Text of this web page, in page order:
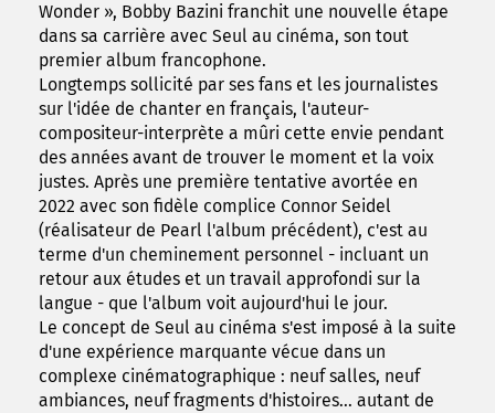
Wonder », Bobby Bazini franchit une nouvelle étape
dans sa carrière avec Seul au cinéma, son tout
premier album francophone.
Longtemps sollicité par ses fans et les journalistes
sur l'idée de chanter en français, l'auteur-
compositeur-interprète a mûri cette envie pendant
des années avant de trouver le moment et la voix
justes. Après une première tentative avortée en
2022 avec son fidèle complice Connor Seidel
(réalisateur de Pearl l'album précédent), c'est au
terme d'un cheminement personnel - incluant un
retour aux études et un travail approfondi sur la
langue - que l'album voit aujourd'hui le jour.
Le concept de Seul au cinéma s'est imposé à la suite
d'une expérience marquante vécue dans un
complexe cinématographique : neuf salles, neuf
ambiances, neuf fragments d'histoires... autant de